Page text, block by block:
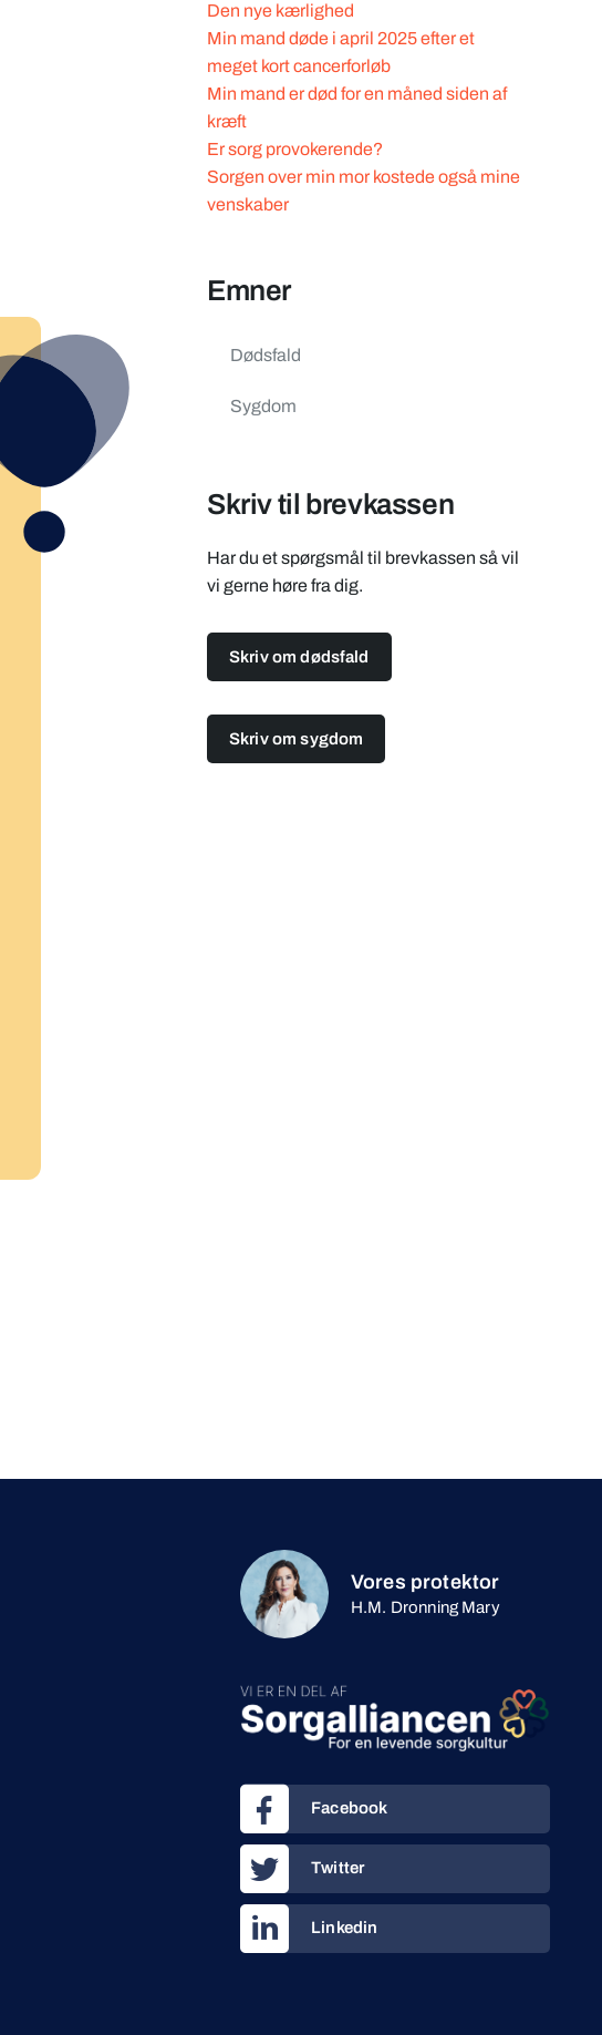
Den nye kærlighed
Min mand døde i april 2025 efter et
meget kort cancerforløb
Min mand er død for en måned siden af
kræft
Er sorg provokerende?
Sorgen over min mor kostede også mine
venskaber
Emner
Dødsfald
Sygdom
Skriv til brevkassen
Har du et spørgsmål til brevkassen så vil
vi gerne høre fra dig.
Skriv om dødsfald
Skriv om sygdom
Vores protektor
H.M. Dronning Mary
Facebook
Twitter
Linkedin